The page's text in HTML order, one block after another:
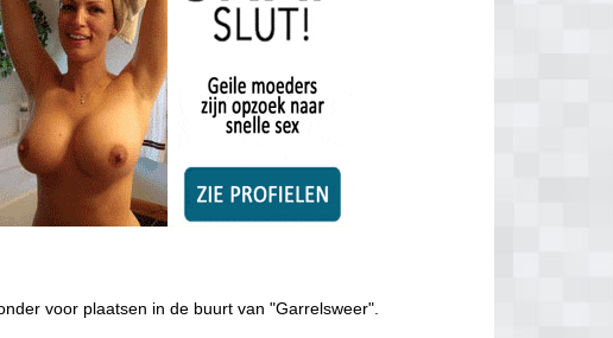
voor plaatsen in de buurt van "Garrelsweer".